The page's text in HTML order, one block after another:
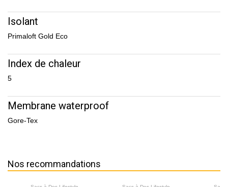
Isolant
Primaloft Gold Eco
Index de chaleur
5
Membrane waterproof
Gore-Tex
Nos recommandations